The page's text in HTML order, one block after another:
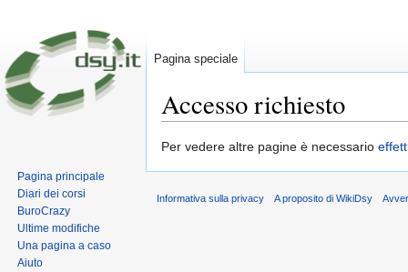
Accesso richiesto
Per vedere altre pagine è necessario
Pagina speciale
Pagina principale
Diari dei corsi
BuroCrazy
Ultime modifiche
Una pagina a caso
Aiuto
Informativa sulla privacy A proposito di WikiDsy